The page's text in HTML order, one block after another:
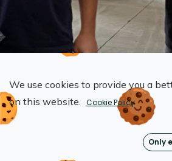
We use cookies to provide you a
on this website. Cookie Policy
Only